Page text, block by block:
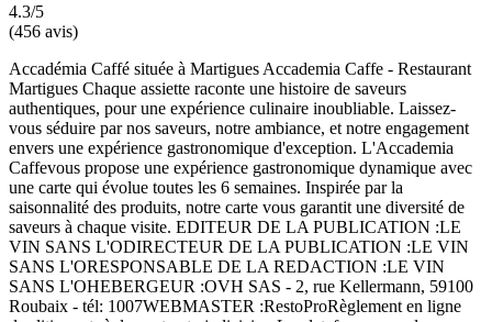
4.3/5
(456 avis)
Accadémia Caffé située à Martigues Accademia Caffe - Restaurant
Martigues Chaque assiette raconte une histoire de saveurs
authentiques, pour une expérience culinaire inoubliable. Laissez-
vous séduire par nos saveurs, notre ambiance, et notre engagement
envers une expérience gastronomique d'exception. L'Accademia
Caffevous propose une expérience gastronomique dynamique avec
une carte qui évolue toutes les 6 semaines. Inspirée par la
saisonnalité des produits, notre carte vous garantit une diversité de
saveurs à chaque visite. EDITEUR DE LA PUBLICATION :LE
VIN SANS L'ODIRECTEUR DE LA PUBLICATION :LE VIN
SANS L'ORESPONSABLE DE LA REDACTION :LE VIN
SANS L'OHEBERGEUR :OVH SAS - 2, rue Kellermann, 59100
Roubaix - tél: 1007WEBMASTER :RestoProRèglement en ligne